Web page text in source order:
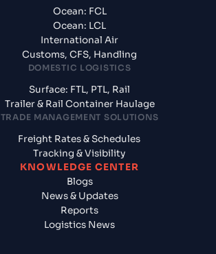
Ocean: FCL
Ocean: LCL
International Air
Customs, CFS, Handling
DOMESTIC LOGISTICS
Surface: FTL, PTL, Rail
Trailer & Rail Container Haulage
TRADE MANAGEMENT SOLUTIONS
Freight Rates & Schedules
Tracking & Visibility
KNOWLEDGE CENTER
Blogs
News & Updates
Reports
Logistics News